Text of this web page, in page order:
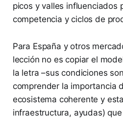
picos y valles influenciados
competencia y ciclos de
Para España y otros
lección no es copiar el
la letra –sus condiciones
comprender la importancia
ecosistema coherente y
infraestructura, ayudas)